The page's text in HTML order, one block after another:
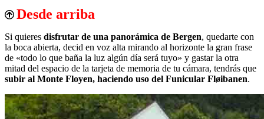
Desde arriba
Si quieres disfrutar de una panorámica de Bergen, quedarte con
la boca abierta, decid en voz alta mirando al horizonte la gran frase
de «todo lo que baña la luz algún día será tuyo» y gastar la otra
mitad del espacio de la tarjeta de memoria de tu cámara, tendrás que
subir al Monte Floyen, haciendo uso del Funicular Fløibanen.